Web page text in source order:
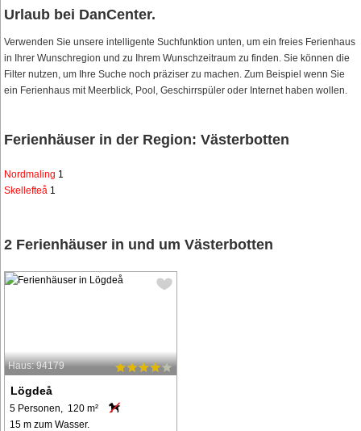
Urlaub bei DanCenter.
Verwenden Sie unsere intelligente Suchfunktion unten, um ein freies Ferienhaus
in Ihrer Wunschregion und zu Ihrem Wunschzeitraum zu finden. Sie können die
Filter nutzen, um Ihre Suche noch präziser zu machen. Zum Beispiel wenn Sie
ein Ferienhaus mit Meerblick, Pool, Geschirrspüler oder Internet haben wollen.
Ferienhäuser in der Region: Västerbotten
Nordmaling 1
Skellefteå 1
2 Ferienhäuser in und um Västerbotten
Haus: 94179
Lögdeå
5 Personen, 120 m²
15 m zum Wasser.